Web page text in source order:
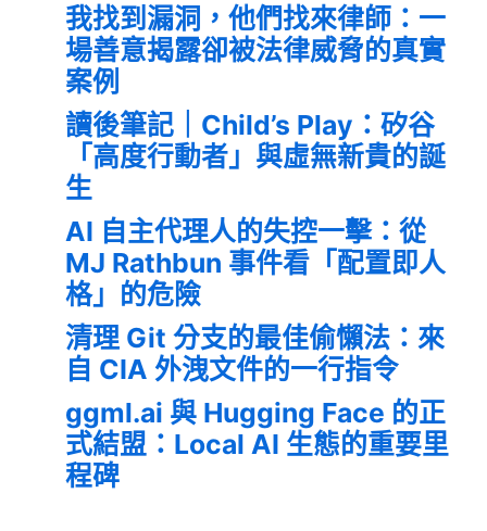
我找到漏洞，他們找來律師：一
場善意揭露卻被法律威脅的真實
案例
讀後筆記｜Child’s Play：矽谷
「高度行動者」與虛無新貴的誕
生
AI 自主代理人的失控一擊：從
MJ Rathbun 事件看「配置即人
格」的危險
清理 Git 分支的最佳偷懶法：來
自 CIA 外洩文件的一行指令
ggml.ai 與 Hugging Face 的正
式結盟：Local AI 生態的重要里
程碑